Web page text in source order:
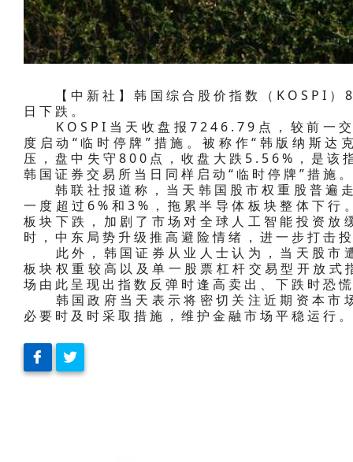
【中新社】韩国综合股价指数（KOSPI）8
日下跌。
KOSPI当天收盘报7246.79点，较前一交
度启动“临时停牌”措施。被称作“韩版纳斯
压，盘中失守800点，收盘大跌5.56%，是该
韩国证券交易所当日同样启动“临时停牌”措施
韩联社报道称，当天韩国股市权重股普遍
一度超过6%和3%，拖累半导体板块整体下
板块下跌，加剧了市场对全球人工智能投资
时，中东局势升级推高避险情绪，进一步打击
此外，韩国证券从业人士认为，当天股市
板块权重较高以及单一股票杠杆交易型开放
场由此呈现出指数反弹时逢高卖出、下跌时恐
韩国政府当天表示将密切关注近期资本市
必要时及时采取措施，维护金融市场平稳运行